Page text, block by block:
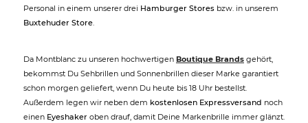
Personal in einem unserer drei Hamburger Stores bzw. in unserem
Buxtehuder Store.
Da Montblanc zu unseren hochwertigen Boutique Brands gehört,
bekommst Du Sehbrillen und Sonnenbrillen dieser Marke garantiert
schon morgen geliefert, wenn Du heute bis 18 Uhr bestellst.
Außerdem legen wir neben dem kostenlosen Expressversand noch
einen Eyeshaker oben drauf, damit Deine Markenbrille immer glänzt.